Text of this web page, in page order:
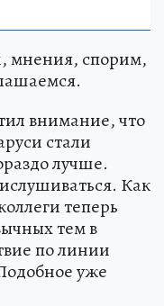
мнения, спорим,
внимание, что
стали
лучше.
Как
теперь
тем в
по линии
уже